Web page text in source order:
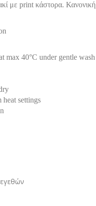
με print κάστορα. Κανονική
max 40°C under gentle wash
settings